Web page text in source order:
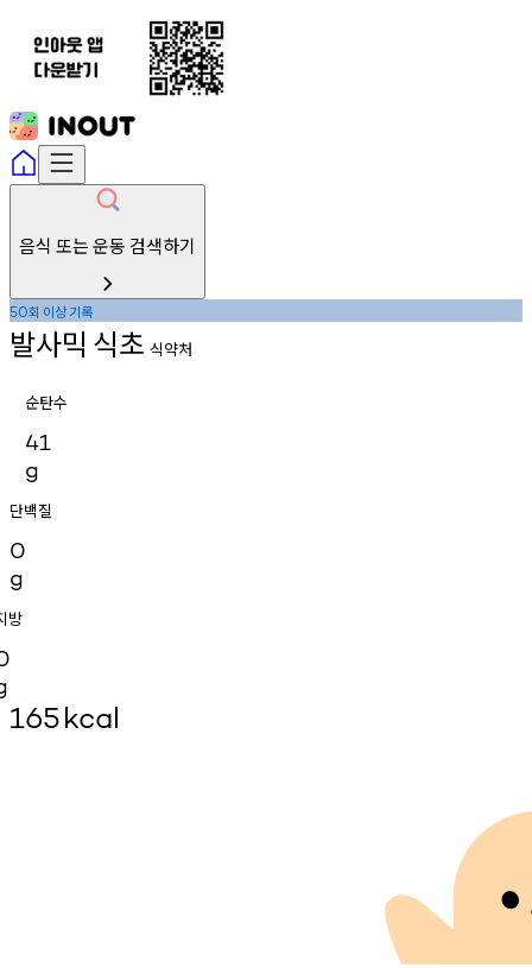
음식 또는 운동 검색하기
50회 이상기록
발사믹 식초 식약처
순탄수
41
g
단백질
0
g
방
165kcal